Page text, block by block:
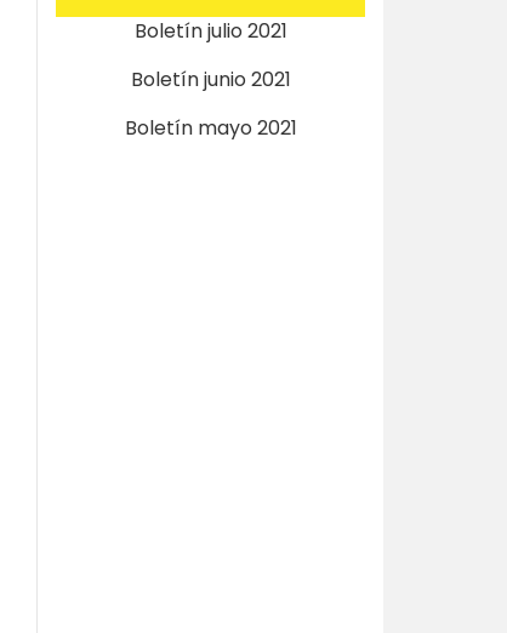
Boletín julio 2021
Boletín junio 2021
Boletín mayo 2021